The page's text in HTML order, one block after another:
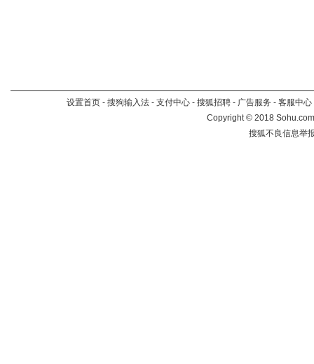
设置首页 - 搜狗输入法 - 支付中心 - 搜狐招聘 - 广告服务 - 客服中心
Copyright©2018
搜狐不良信息举